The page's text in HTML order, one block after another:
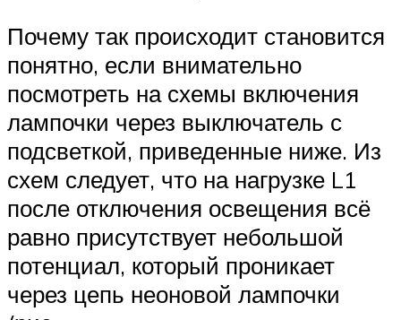
Почему так происходит становится
понятно, если внимательно
посмотреть на схемы включения
лампочки через выключатель с
подсветкой, приведенные ниже. Из
схем следует, что на нагрузке L1
после отключения освещения всё
равно присутствует небольшой
потенциал, который проникает
через цепь неоновой лампочки